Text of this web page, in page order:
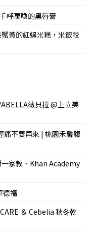
呼萬喚的黑唇膏
黃的紅蟳米糕，米飯較
薇貝拉 @上立美
痛不要再來 | 桃園禾馨腹
家教、Khan Academy
德福
＆ Cebelia 秋冬乾